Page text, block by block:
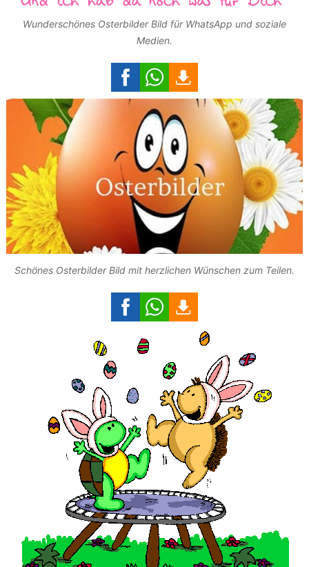
Wunderschönes Osterbilder Bild für WhatsApp und soziale
Medien.
Schönes Osterbilder Bild mit herzlichen Wünschen zum Teilen.